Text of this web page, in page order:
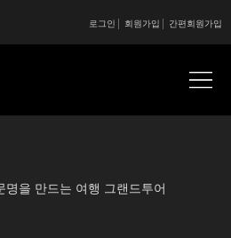
간편회원가입
회원가입
로그인